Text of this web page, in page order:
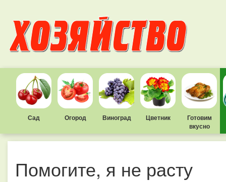
Сад Огород Виноград Цветник
Готовим
вкусно
Помогите, я не расту